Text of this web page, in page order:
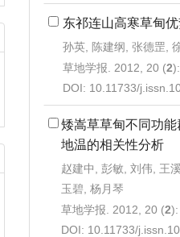
东祁连山高寒草甸
孙英, 陈建纲, 张德罡,
草地学报. 2012, 20 (2
DOI: 10.11733/
矮嵩草草甸不同功
地温的相关性分析
赵建中, 彭敏, 刘伟, 王
玉碧, 杨月琴
草地学报. 2012, 20 (2
DOI: 10.11733/